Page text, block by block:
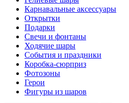
Карнавальные аксессуары
Открытки
Подарки
Свечи и фонтаны
Ходячие шары
События и праздники
Коробка-сюрприз
Фотозоны
Герои
Фигуры из шаров